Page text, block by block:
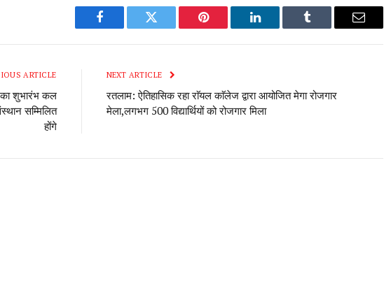
Facebook Twitter Pinterest LinkedIn Tumblr Email
ARTICLE
का शुभारंभ कल
सम्मिलित
होंगे
NEXT ARTICLE
रतलाम: ऐतिहासिक रहा राॅयल काॅलेज द्वारा आयोजित मेगा रोजगार
मेला,लगभग 500 विद्यार्थियों को रोजगार मिला